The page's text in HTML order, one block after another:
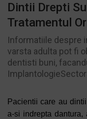
Dintii Drepti
Tratamentul
Informatiile despre
varsta adulta pot fi
dentisti buni,
Pacientii care au
a-si indrepta